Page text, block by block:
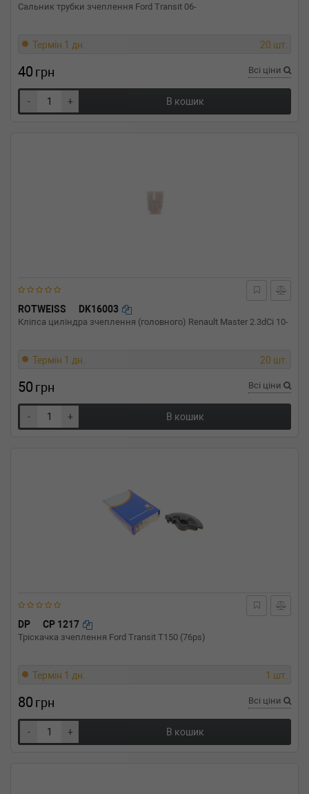
Сальник трубки зчеплення Ford Transit 06-
Термін 1 дн. 20 шт.
40 грн Всі ціни
- + В кошик
ROTWEISS DK16003
Кліпса циліндра зчеплення (головного) Renault Master 2.3dCi 10-
Термін 1 дн. 20 шт.
50 грн Всі ціни
- + В кошик
DP CP 1217
Тріскачка зчеплення Ford Transit T150 (76ps)
Термін 1 дн. 1 шт.
80 грн Всі ціни
- + В кошик